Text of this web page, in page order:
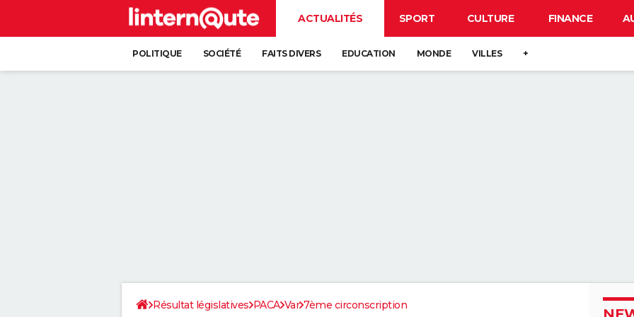
ACTUALITÉS SPORT CULTURE FINANCE
POLITIQUE SOCIÉTÉ FAITS DIVERS EDUCATION MONDE VILLES +
Résultat législatives PACA Var 7ème circonscription